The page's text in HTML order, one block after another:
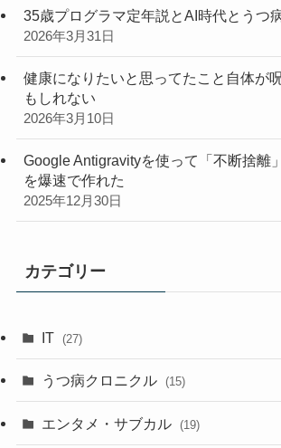
35歳プログラマ定年説とAI時代とうつ
2026年3月31日
健康になりたいと思ってたこと自体が
もしれない
2026年3月10日
Google Antigravityを使って「不断捨離
を爆速で作れた
2025年12月30日
カテゴリー
IT (27)
うつ病クロニクル (15)
エンタメ・サブカル (19)